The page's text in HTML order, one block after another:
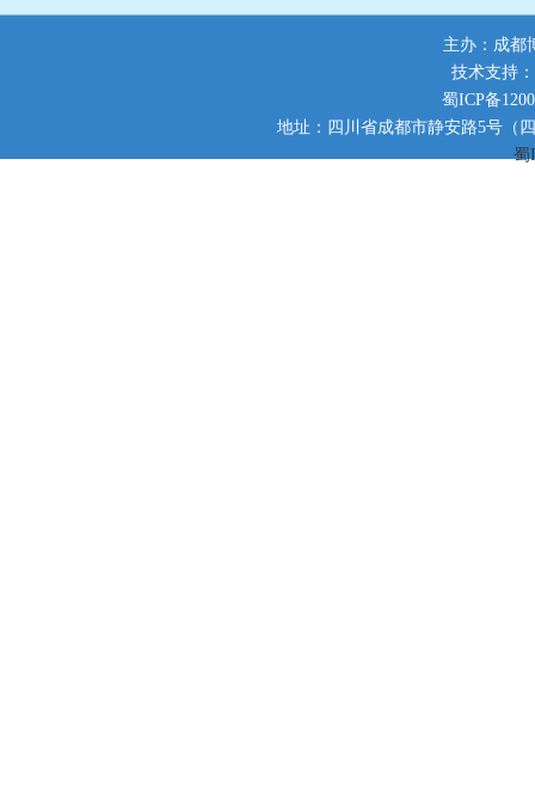
主办：成都
技术支持
蜀ICP备
地址：四川省成都市静安路5号（
蜀